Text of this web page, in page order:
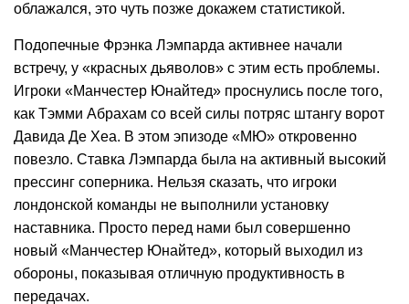
облажался, это чуть позже докажем статистикой.
Подопечные Фрэнка Лэмпарда активнее начали
встречу, у «красных дьяволов» с этим есть проблемы.
Игроки «Манчестер Юнайтед» проснулись после того,
как Тэмми Абрахам со всей силы потряс штангу ворот
Давида Де Хеа. В этом эпизоде «МЮ» откровенно
повезло. Ставка Лэмпарда была на активный высокий
прессинг соперника. Нельзя сказать, что игроки
лондонской команды не выполнили установку
наставника. Просто перед нами был совершенно
новый «Манчестер Юнайтед», который выходил из
обороны, показывая отличную продуктивность в
передачах.